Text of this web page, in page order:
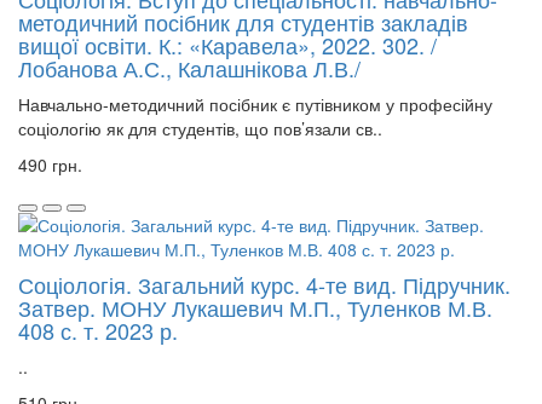
методичний посібник для студентів закладів
вищої освіти. К.: «Каравела», 2022. 302. /
Лобанова А.С., Калашнікова Л.В./
Навчально-методичний посібник є путівником у професійну
соціологію як для студентів, що пов’язали св..
490 грн.
Соціологія. Загальний курс. 4-те вид. Підручник.
Затвер. МОНУ Лукашевич М.П., Туленков М.В.
408 с. т. 2023 р.
..